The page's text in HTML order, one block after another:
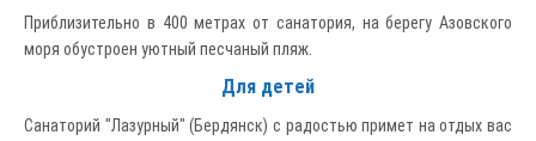
Приблизительно в 400 метрах от санатория, на берегу Азовского
моря обустроен уютный песчаный пляж.
Для детей
Санаторий "Лазурный" (Бердянск) с радостью примет на отдых вас